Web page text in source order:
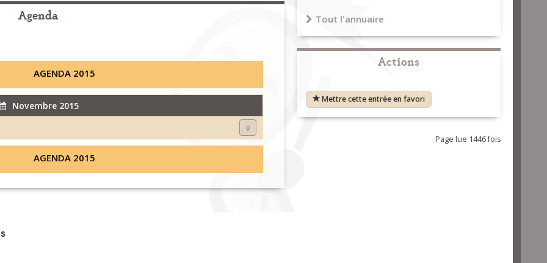
Agenda
AGENDA 2015
Novembre 2015
AGENDA 2015
Tout l'annuaire
Actions
Mettre cette entrée en favori
Page lue 1446 fois